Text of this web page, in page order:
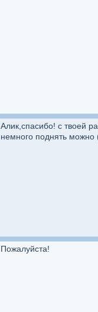
Алик,спасибо! с твоей
немного поднять можно
Пожалуйста!